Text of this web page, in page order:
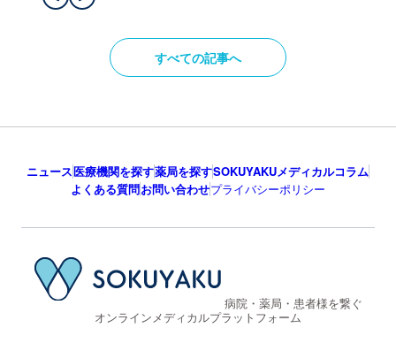
すべての記事へ
ニュース医療機関を探す薬局を探すSOKUYAKUメディカルコラム
よくある質問お問い合わせプライバシーポリシー
病院・薬局・患者様を繋ぐ
オンラインメディカルプラットフォーム